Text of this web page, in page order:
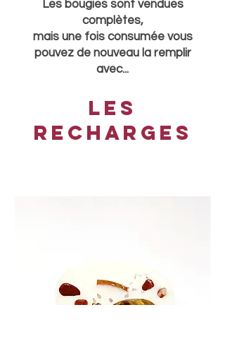
Les bougies sont vendues
complètes,
mais une fois consumée vous
pouvez de nouveau la remplir
avec...
Les
recharges